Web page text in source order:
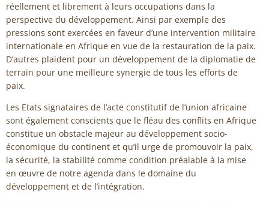
réellement et librement à leurs occupations dans la
perspective du développement. Ainsi par exemple des
pressions sont exercées en faveur d’une intervention militaire
internationale en Afrique en vue de la restauration de la paix.
D’autres plaident pour un développement de la diplomatie de
terrain pour une meilleure synergie de tous les efforts de
paix.
Les Etats signataires de l’acte constitutif de l’union africaine
sont également conscients que le fléau des conflits en Afrique
constitue un obstacle majeur au développement socio-
économique du continent et qu’il urge de promouvoir la paix,
la sécurité, la stabilité comme condition préalable à la mise
en œuvre de notre agenda dans le domaine du
développement et de l’intégration.